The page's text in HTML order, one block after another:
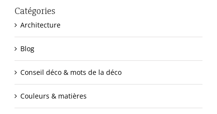
Catégories
Architecture
Blog
Conseil déco & mots de la déco
Couleurs & matières